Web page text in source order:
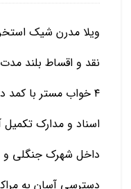
ویلا مدرن شیک
نقد و اقساط بلند
۴ خواب مستر با کمد دیواری و نورگیرعالی
اسناد و مدارک تکمیل
داخل شهرک جنگلی و
دسترسی آسان به